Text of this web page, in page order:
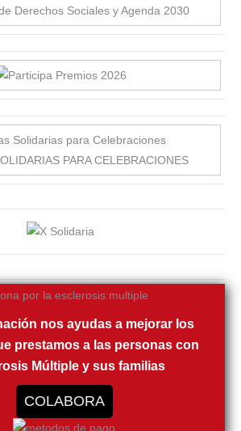
PARA CELEBRACIONES
nos ayudas a mejorar los
prestamos a las personas con
Múltiple y sus familias
COLABORA